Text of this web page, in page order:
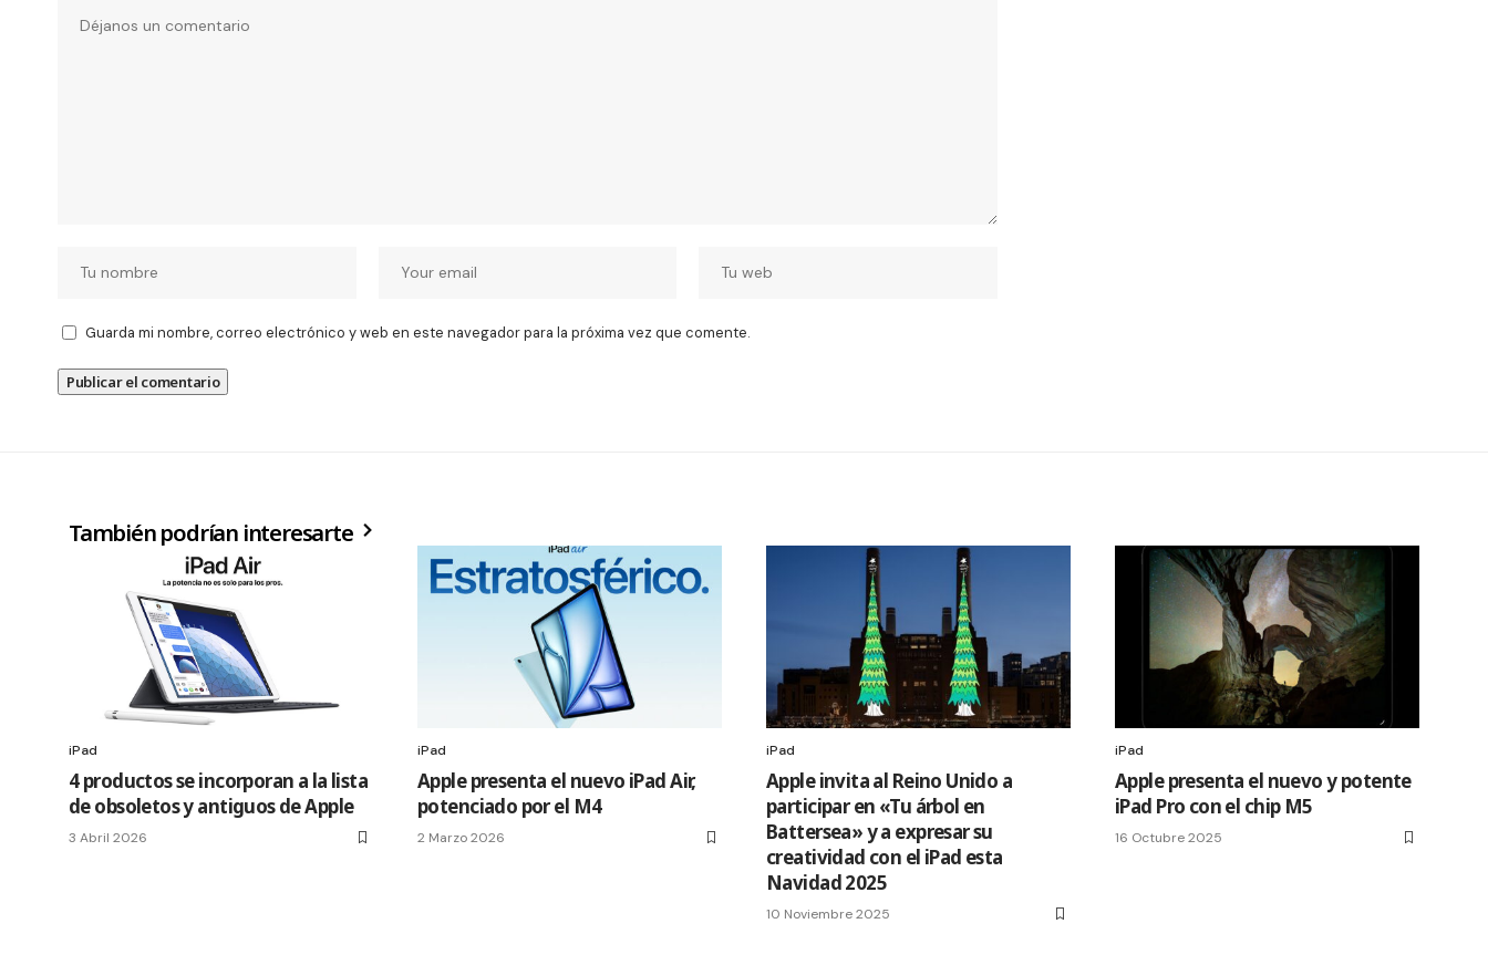
Guarda mi nombre, correo electrónico y web en este navegador para la próxima vez que comente.
También podrían interesarte
iPad
4 productos se incorporan a la lista
de obsoletos y antiguos de Apple
3 Abril 2026
iPad
Apple presenta el nuevo iPad Air,
potenciado por el M4
2 Marzo 2026
iPad
Apple invita al Reino Unido a
participar en «Tu árbol en
Battersea» y a expresar su
creatividad con el iPad esta
Navidad 2025
10 Noviembre 2025
iPad
Apple presenta el nuevo y potente
iPad Pro con el chip M5
16 Octubre 2025